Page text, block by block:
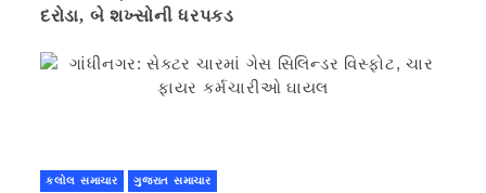
દરોડા, બે શખ્સોની ધરપકડ
કલોલ સમાચાર ગુજરાત સમાચાર